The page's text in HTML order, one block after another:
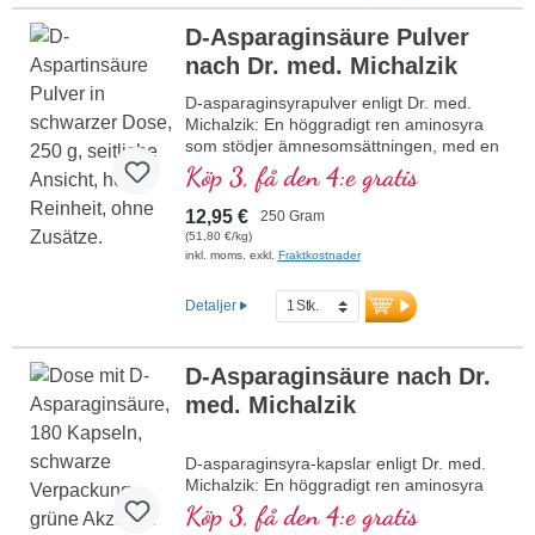
Utvecklad av läkare, producerad i
Tyskland.
Mer information om Young Athletes
Complete Shake
D-Asparaginsäure Pulver
nach Dr. med. Michalzik
D-asparaginsyrapulver enligt Dr. med.
Michalzik: En höggradigt ren aminosyra
som stödjer ämnesomsättningen, med en
naturligt fruktig och citronliknande smak.
Kroppen producerar endast små mängder
D-asparaginsyra. Perfekt för idrottare och
personer med höga fysiska och mentala
krav. Vegansk, hypoallergen och fri från
Mer information om D-
asparaginsyrapulver
Köp 3, få den 4:e gratis
12,95 € 250 Gram
(51,80 €/kg)
inkl. moms. exkl. Fraktkostnader
Detaljer
D-Asparaginsäure nach Dr.
med. Michalzik
D-asparaginsyra-kapslar enligt Dr. med.
Michalzik: En höggradigt ren aminosyra
för att stödja ämnesomsättningen och
hormonbalansen. Perfekt för idrottare och
Köp 3, få den 4:e gratis